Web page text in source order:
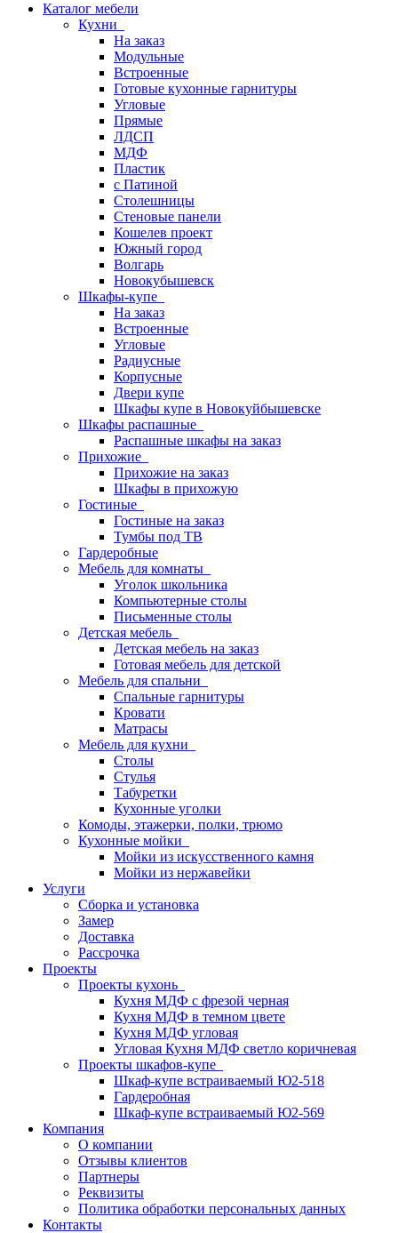
Каталог мебели
Кухни
На заказ
Модульные
Встроенные
Готовые кухонные гарнитуры
Угловые
Прямые
ЛДСП
МДФ
Пластик
с Патиной
Столешницы
Стеновые панели
Кошелев проект
Южный город
Волгарь
Новокубышевск
Шкафы-купе
На заказ
Встроенные
Угловые
Радиусные
Корпусные
Двери купе
Шкафы купе в Новокуйбышевске
Шкафы распашные
Распашные шкафы на заказ
Прихожие
Прихожие на заказ
Шкафы в прихожую
Гостиные
Гостиные на заказ
Тумбы под ТВ
Гардеробные
Мебель для комнаты
Уголок школьника
Компьютерные столы
Письменные столы
Детская мебель
Детская мебель на заказ
Готовая мебель для детской
Мебель для спальни
Спальные гарнитуры
Кровати
Матрасы
Мебель для кухни
Столы
Стулья
Табуретки
Кухонные уголки
Комоды, этажерки, полки, трюмо
Кухонные мойки
Мойки из искусственного камня
Мойки из нержавейки
Услуги
Сборка и установка
Замер
Доставка
Рассрочка
Проекты
Проекты кухонь
Кухня МДФ с фрезой черная
Кухня МДФ в темном цвете
Кухня МДФ угловая
Угловая Кухня МДФ светло коричневая
Проекты шкафов-купе
Шкаф-купе встраиваемый Ю2-518
Гардеробная
Шкаф-купе встраиваемый Ю2-569
Компания
О компании
Отзывы клиентов
Партнеры
Реквизиты
Политика обработки персональных данных
Контакты